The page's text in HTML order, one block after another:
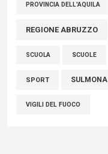
PROVINCIA DELL'AQUILA
REGIONE ABRUZZO
SCUOLA SCUOLE
SPORT SULMONA
VIGILI DEL FUOCO